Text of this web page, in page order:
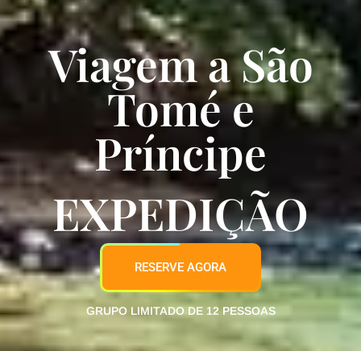
Viagem a São
Tomé e
Príncipe​
EXPEDIÇÃO
RESERVE AGORA
GRUPO LIMITADO DE 12 PESSOAS